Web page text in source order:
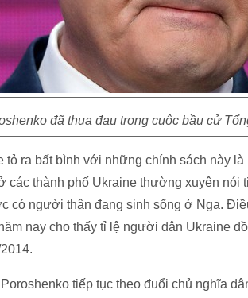
đã thua đau trong cuộc bầu cử
tỏ ra bất bình với những chính sách này
các thành phố Ukraine thường xuyên nói
có người thân đang sinh sống ở Nga.
nay cho thấy tỉ lệ người dân Ukraine
tiếp tục theo đuổi chủ nghĩa